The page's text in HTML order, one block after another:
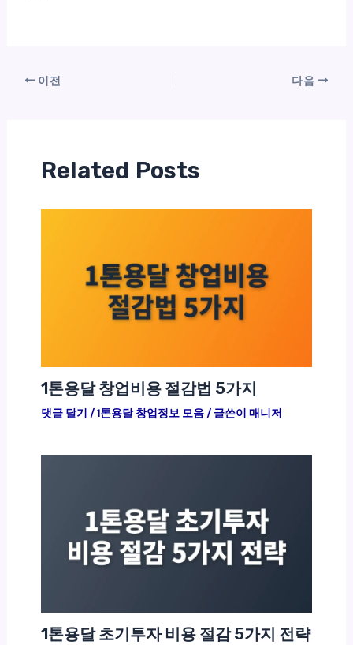
이전 다음
Related Posts
1톤용달 창업비용 절감법 5가지
댓글 달기 /1톤용달 창업정보 모음/ 글쓴이 매니저
1톤용달 초기투자 비용 절감 5가지 전략